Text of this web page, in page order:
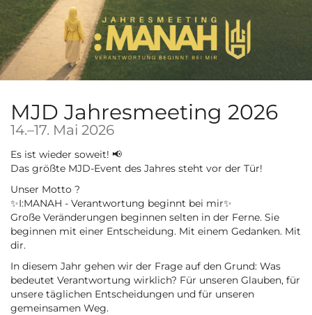
Zum
Haupt-
Inhalt
springen
MJD Jahresmeeting 2026
14.–bis
17. Mai 2026
Es ist wieder soweit! 📢
Das größte MJD-Event des Jahres steht vor der Tür!
Unser Motto ?
✨I:MANAH - Verantwortung beginnt bei mir✨
Große Veränderungen beginnen selten in der Ferne. Sie
beginnen mit einer Entscheidung. Mit einem Gedanken. Mit
dir.
In diesem Jahr gehen wir der Frage auf den Grund: Was
bedeutet Verantwortung wirklich? Für unseren Glauben, für
unsere täglichen Entscheidungen und für unseren
gemeinsamen Weg.